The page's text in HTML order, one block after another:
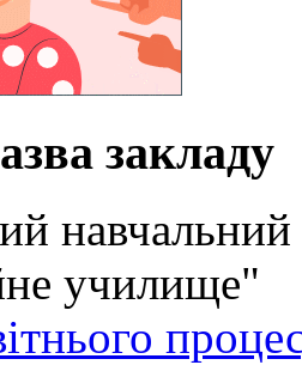
закладу
навчальний
училище"